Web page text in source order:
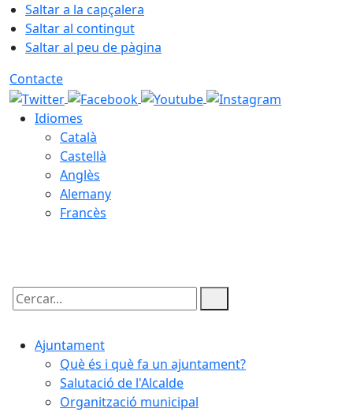
Saltar a la capçalera
Saltar al contingut
Saltar al peu de pàgina
Contacte
Idiomes
Català
Castellà
Anglès
Alemany
Francès
Cercar:
Ajuntament
Què és i què fa un ajuntament?
Salutació de l'Alcalde
Organització municipal